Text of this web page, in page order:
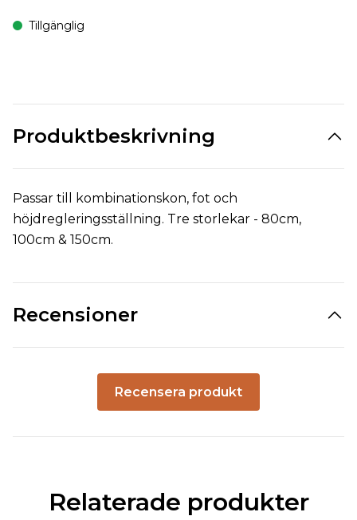
Tillgänglig
Produktbeskrivning
Passar till kombinationskon, fot och
höjdregleringsställning. Tre storlekar - 80cm,
100cm & 150cm.
Recensioner
Recensera produkt
Relaterade produkter